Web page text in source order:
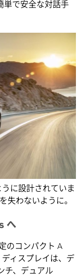
単で安全な対話手
に設計されていま
失わないように。
へ
のコンパクト A
ィスプレイは、デ
チ、デュアル